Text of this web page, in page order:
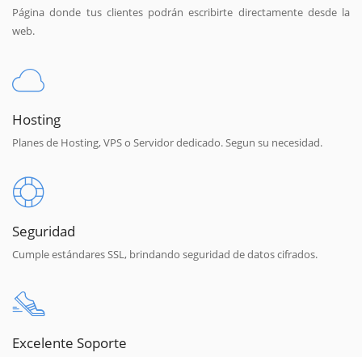
Página donde tus clientes podrán escribirte directamente desde la
web.
Hosting
Planes de Hosting, VPS o Servidor dedicado. Segun su necesidad.
Seguridad
Cumple estándares SSL, brindando seguridad de datos cifrados.
Excelente Soporte